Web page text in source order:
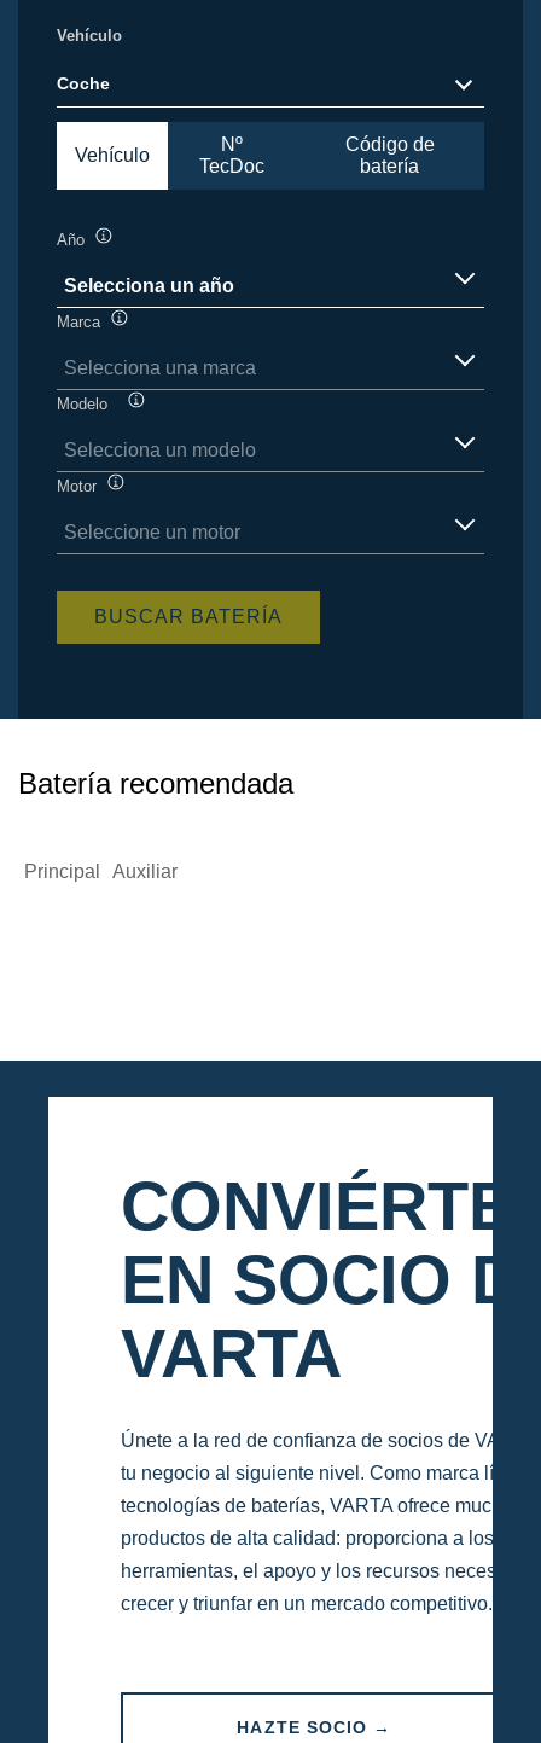
Vehículo
Coche
Vehículo
Nº
TecDoc
Código de
batería
Año
sobre
herramientas
Selecciona un año
Artículos
disponibles
Marca
sobre
herramientas
Selecciona una marca
Artículos
disponibles
Modelo
herramientas
Selecciona un modelo
Artículos
disponibles
Motor
sobre
herramientas
Seleccione un motor
BUSCAR BATERÍA
Batería recomendada
Principal Auxiliar
EN SOCIO
VARTA
Únete a la red de confianza de socios de
tu negocio al siguiente nivel. Como marca líder
tecnologías de baterías, VARTA ofrece mucho
productos de alta calidad: proporciona a los
herramientas, el apoyo y los recursos
crecer y triunfar en un mercado competitivo.
HAZTE SOCIO →